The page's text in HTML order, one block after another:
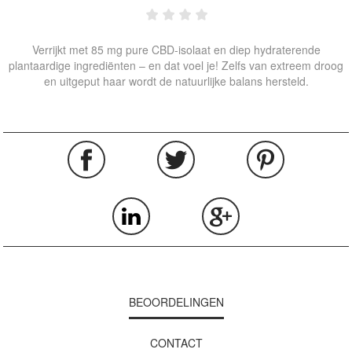
Verrijkt met 85 mg pure CBD-isolaat en diep hydraterende
plantaardige ingrediënten – en dat voel je! Zelfs van extreem droog
en uitgeput haar wordt de natuurlijke balans hersteld.
BEOORDELINGEN
CONTACT